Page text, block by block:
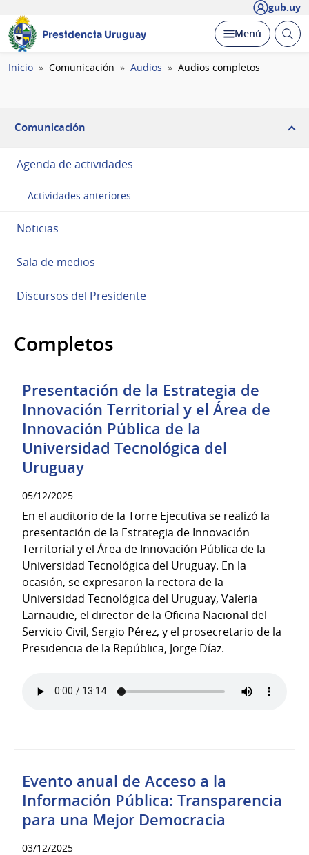
gub.uy
Presidencia Uruguay Desplegar
Menú Abrir
Ruta
Inicio Comunicación Audios Audios completos
Comunicación
Agenda de actividades
Actividades anteriores
Noticias
Sala de medios
Discursos del Presidente
Completos
Presentación de la Estrategia de
Innovación Territorial y el Área de
Innovación Pública de la
Universidad Tecnológica del
Uruguay
05/12/2025
En el auditorio de la Torre Ejecutiva se realizó la
presentación de la Estrategia de Innovación
Territorial y el Área de Innovación Pública de la
Universidad Tecnológica del Uruguay. En la
ocasión, se expresaron la rectora de la
Universidad Tecnológica del Uruguay, Valeria
Larnaudie, el director de la Oficina Nacional del
Servicio Civil, Sergio Pérez, y el prosecretario de la
Presidencia de la República, Jorge Díaz.
Evento anual de Acceso a la
Información Pública: Transparencia
para una Mejor Democracia
03/12/2025